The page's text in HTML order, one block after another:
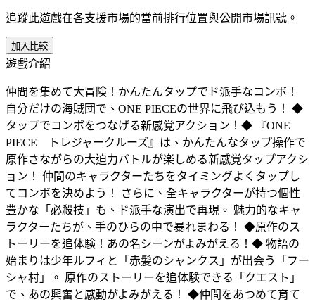
追蹤此遊戲在各支援市場的當前排行位置與公開市場訊號。
加入比較
遊戲介紹
仲間を集めて大冒険！かんたんタップでド派手なコンボ！
自分だけの海賊団で、ONE PIECEの世界に飛び込もう！ ◆
タップでコンボをつなげる新感覚アクション！◆ 『ONE
PIECE トレジャークルーズ』は、かんたんなタップ操作で
原作さながらの大迫力バトルが楽しめる新感覚タップアクシ
ョン！ 仲間のキャラクターたちをタイミングよくタップし
てコンボを決めよう！ さらに、全キャラクターが持つ個性
豊かな「必殺技」も、ド派手な演出で再現。 魅力的なキャ
ラクターたちが、手のひらの中で暴れまわる！ ◆原作のス
トーリーを追体験！あの名シーンがよみがえる！◆ 物語の
始まりは少年ルフィと「赤髪のシャンクス」が出会う「フー
シャ村」。 原作のストーリーを追体験できる「クエスト」
で、あの興奮と感動がよみがえる！ ◆仲間をあつめて育て